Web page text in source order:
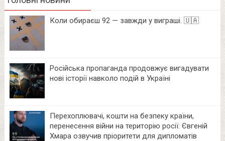
Коли обираєш 92 — завжди у виграші. 🇺🇦
Російська пропаганда продовжує вигадувати
нові історії навколо подій в Україні
Перехоплювачі, кошти на безпеку країни,
перенесення війни на територію росії: Євгеній
Хмара озвучив пріоритети для дипломатів